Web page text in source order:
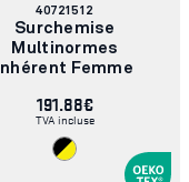
Numéro
d'article:
40721512
Surchemise
Multinormes
Inhérent Femme
191.88€
TVA incluse